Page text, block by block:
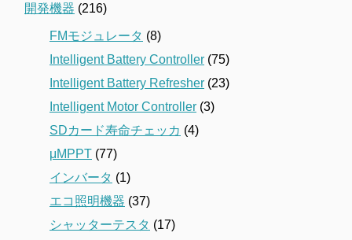
開発機器 (216)
FMモジュレータ (8)
Intelligent Battery Controller (75)
Intelligent Battery Refresher (23)
Intelligent Motor Controller (3)
SDカード寿命チェッカ (4)
μMPPT (77)
インバータ (1)
エコ照明機器 (37)
シャッターテスタ (17)